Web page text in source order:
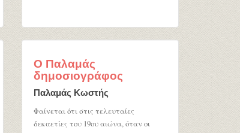
Ο Παλαμάς
δημοσιογράφος
Παλαμάς Κωστής
Φαίνεται ότι στις τελευταίες
δεκαετίες του 19ου αιώνα, όταν οι